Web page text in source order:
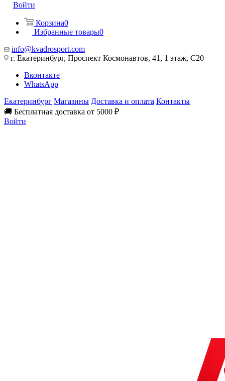
Войти
Корзина0
Избранные товары0
info@kvadrosport.com
г. Екатеринбург, Проспект Космонавтов, 41, 1 этаж, С20
Вконтакте
WhatsApp
Екатеринбург Магазины Доставка и оплата Контакты
🚚 Бесплатная доставка от 5000 ₽
Войти